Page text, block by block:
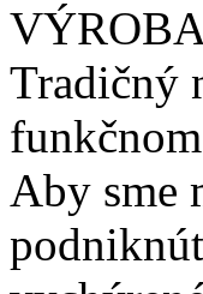
Tradičný
Aby sme